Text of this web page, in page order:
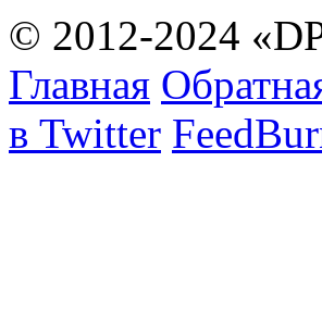
© 2012-2024
Главная
в Twitter